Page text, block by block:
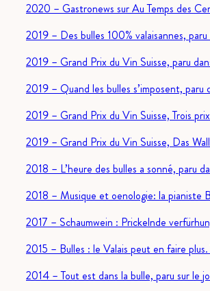
2020 – Gastronews sur Au Temps des
2019 – Des bulles 100% valaisannes,
2019 – Grand Prix du Vin Suisse, paru
2019 – Quand les bulles s’imposent, paru
2019 – Grand Prix du Vin Suisse, Trois
2019 – Grand Prix du Vin Suisse, Das
2018 – L’heure des bulles a sonné, paru
2018 – Musique et oenologie: la pianiste
2017 – Schaumwein : Prickelnde
2015 – Bulles : le Valais peut en faire
2014 – Tout est dans la bulle, paru sur le